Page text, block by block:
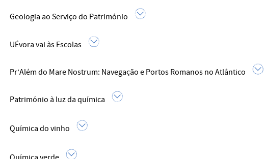
Geologia ao Serviço do Património
UÉvora vai às Escolas
Pr’Além do Mare Nostrum: Navegação e Portos Romanos no Atlântico
Património à luz da química
Química do vinho